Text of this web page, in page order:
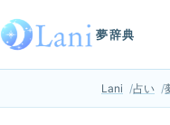
夢辞典
Lani 占い